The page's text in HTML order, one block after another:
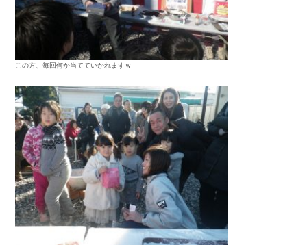
この方、毎回何か当てていかれますｗ